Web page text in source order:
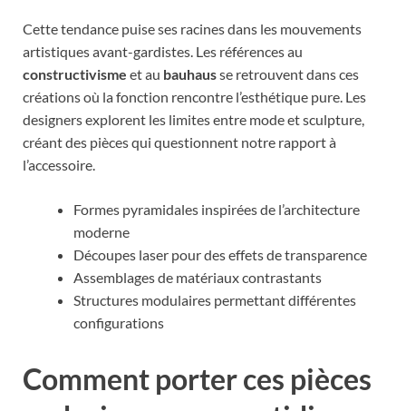
Cette tendance puise ses racines dans les mouvements
artistiques avant-gardistes. Les références au
constructivisme et au bauhausse retrouvent dans ces
créations où la fonction rencontre l’esthétique pure. Les
designers explorent les limites entre mode et sculpture,
créant des pièces qui questionnent notre rapport à
l’accessoire.
Formes pyramidales inspirées de l’architecture
moderne
Découpes laser pour des effets de transparence
Assemblages de matériaux contrastants
Structures modulaires permettant différentes
configurations
Comment porter ces pièces